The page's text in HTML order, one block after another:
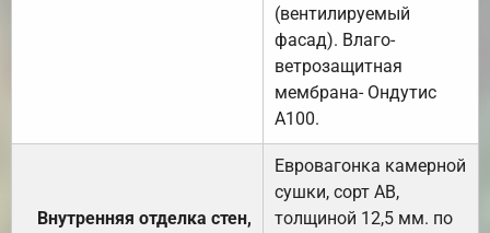
(вентилируемый
фасад). Влаго-
ветрозащитная
мембрана- Ондутис
А100.
Внутренняя отделка стен,
Евровагонка камерной
сушки, сорт АВ,
толщиной 12,5 мм. по